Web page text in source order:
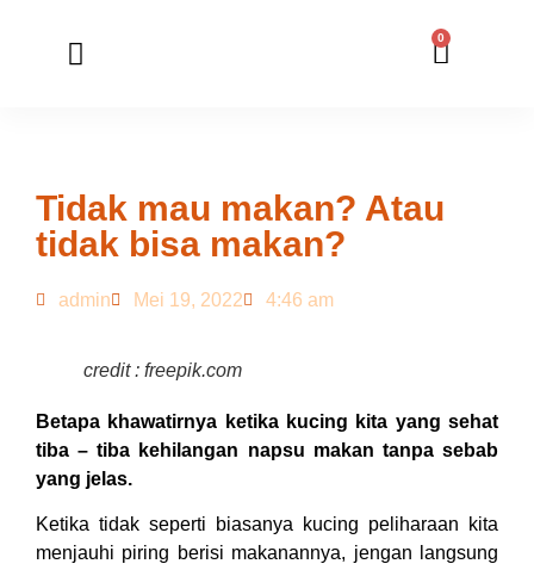
0
Tidak mau makan? Atau
tidak bisa makan?
admin Mei 19, 2022 4:46 am
credit : freepik.com
Betapa khawatirnya ketika kucing kita yang sehat
tiba – tiba kehilangan napsu makan tanpa sebab
yang jelas.
Ketika tidak seperti biasanya kucing peliharaan kita
menjauhi piring berisi makanannya, jengan langsung